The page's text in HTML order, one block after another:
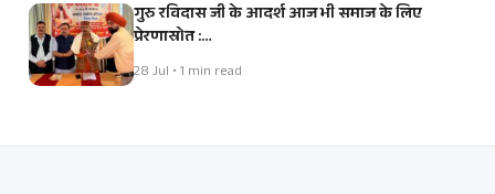
गुरु रविदास जी के आदर्श आज भी समाज के लिए
प्रेरणास्रोत :…
28 Jul • 1 min read